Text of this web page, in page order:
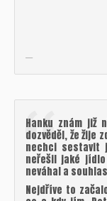
-
Hanku znám již
dozvěděl, že žije
nechci sestavit
neřešil jaké
neváhal a
Nejdříve to